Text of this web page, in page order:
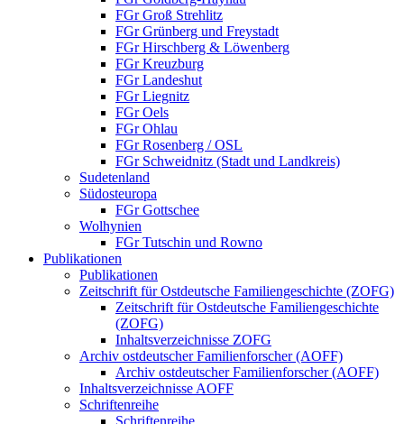
FGr Groß Strehlitz
FGr Grünberg und Freystadt
FGr Hirschberg & Löwenberg
FGr Kreuzburg
FGr Landeshut
FGr Liegnitz
FGr Oels
FGr Ohlau
FGr Rosenberg / OSL
FGr Schweidnitz (Stadt und Landkreis)
Sudetenland
Südosteuropa
FGr Gottschee
Wolhynien
FGr Tutschin und Rowno
Publikationen
Publikationen
Zeitschrift für Ostdeutsche Familiengeschichte (ZOFG)
Zeitschrift für Ostdeutsche Familiengeschichte
(ZOFG)
Inhaltsverzeichnisse ZOFG
Archiv ostdeutscher Familienforscher (AOFF)
Archiv ostdeutscher Familienforscher (AOFF)
Inhaltsverzeichnisse AOFF
Schriftenreihe
Schriftenreihe